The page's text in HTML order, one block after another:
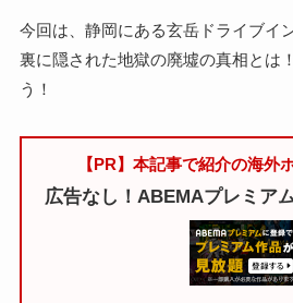
今回は、静岡にある玄岳ドライブイ
裏に隠された地獄の廃墟の真相とは
う！
【PR】本記事で紹介の海外
広告なし！ABEMAプレミア